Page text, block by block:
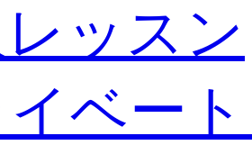
ッスン
ベー